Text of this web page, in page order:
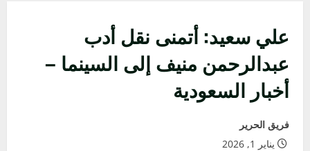
علي سعيد: أتمنى نقل أدب
عبدالرحمن منيف إلى السينما –
أخبار السعودية
فريق الحرير
يناير 1, 2026